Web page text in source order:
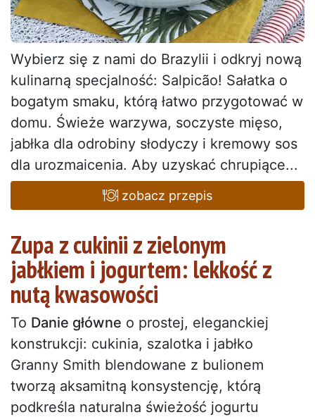
Wybierz się z nami do Brazylii i odkryj nową
kulinarną specjalność: Salpicão! Sałatka o
bogatym smaku, którą łatwo przygotować w
domu. Świeże warzywa, soczyste mięso,
jabłka dla odrobiny słodyczy i kremowy sos
dla urozmaicenia. Aby uzyskać chrupiące...
zobacz przepis
Zupa z cukinii z zielonym
jabłkiem i jogurtem: lekkość z
nutą kwasowości
To Danie główne o prostej, eleganckiej
konstrukcji: cukinia, szalotka i jabłko
Granny Smith blendowane z bulionem
tworzą aksamitną konsystencję, którą
podkreśla naturalna świeżość jogurtu